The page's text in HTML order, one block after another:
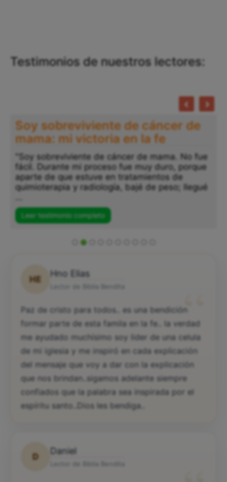
Testimonios de nuestros lectores:
Testimonio Vanessa: Después de
años luchando contra mis
adicciones: Dios me salvó
"Después de años luchando contra mis
adicciones, y cuando ya creía que todo estaba
perdido, Dios, con su misericordia y amor, me
...
Hno Elias
“
Paz de cristo para todos.. es una bendición
formar parte de esta famila en la fe.. la verdad
me ayudado muchísimo soy lider de una celula
de mi iglesia y me inspiró en cada explicación
del mensaje que voy a dar con la explicación
que nos brindan..sigamos adelante siempre
confiados que la palabra sea inspirada por el